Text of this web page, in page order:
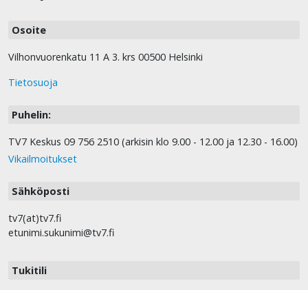
Osoite
Vilhonvuorenkatu 11 A 3. krs 00500 Helsinki
Tietosuoja
Puhelin:
TV7 Keskus 09 756 2510 (arkisin klo 9.00 - 12.00 ja 12.30 - 16.00)
Vikailmoitukset
Sähköposti
tv7(at)tv7.fi
etunimi.sukunimi@tv7.fi
Tukitili